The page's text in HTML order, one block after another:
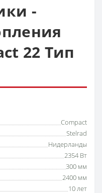
-
22 Тип
Compact
Stelrad
Нидерланды
2354 Вт
300 мм
2400 мм
10 лет